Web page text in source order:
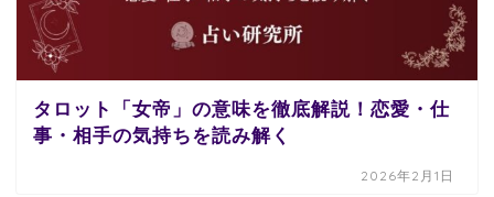
タロット「女帝」の意味を徹底解説！恋愛・仕
事・相手の気持ちを読み解く
2026年2月1日